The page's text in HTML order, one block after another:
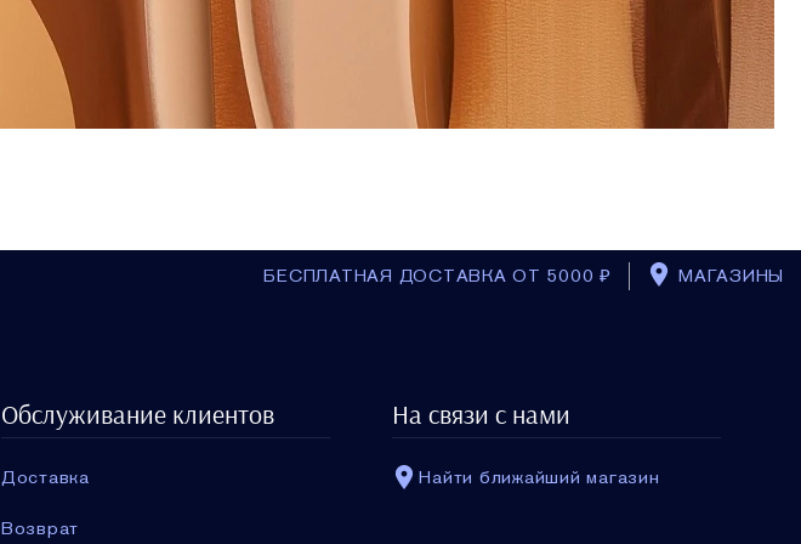
БЕСПЛАТНАЯ ДОСТАВКА ОТ 5000 ₽ МАГАЗИНЫ
Обслуживание клиентов
Доставка
Возврат
На связи с нами
Найти ближайший магазин